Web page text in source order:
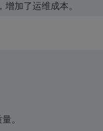
加了运维成本。
。